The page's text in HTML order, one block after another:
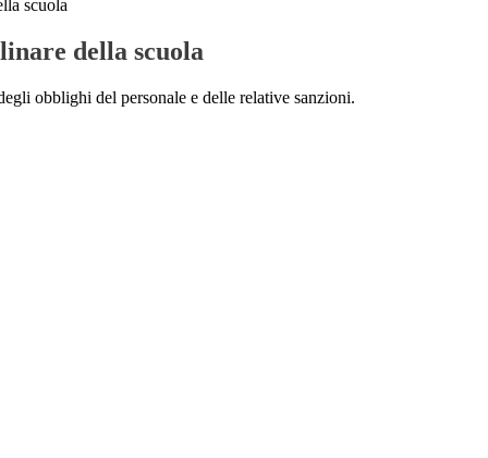
scuola
della scuola
obblighi del personale e delle relative sanzioni.